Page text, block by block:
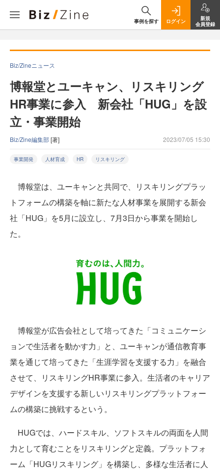
事例を探す ログイン
新規
会員登録
Biz/Zineニュース
博報堂とユーキャン、リスキリング
HR事業に参入 新会社「HUG」を設
立・事業開始
Biz/Zine編集部[著] 2023/07/05 15:30
事業開発 人材育成 HR リスキリング
博報堂は、ユーキャンと共同で、リスキリングプラッ
トフォームの構築を軸に新たな人材事業を展開する新会
社「HUG」を5月に設立し、7月3日から事業を開始し
た。
博報堂が広告会社として培ってきた「コミュニケーシ
ョンで生活者を動かす力」と、ユーキャンが通信教育事
業を通じて培ってきた「生涯学習を支援する力」を融合
させて、リスキリングHR事業に参入。生活者のキャリア
デザインを支援する新しいリスキリングプラットフォー
ムの構築に挑戦するという。
HUGでは、ハードスキル、ソフトスキルの両面を人間
力として育むことをリスキリングと定義。プラットフォ
ーム「HUGリスキリング」を構築し、多様な生活者に人